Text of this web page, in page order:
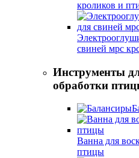
кроликов и
свиней мрс
Инструменты
обработки
Ванна для
птицы